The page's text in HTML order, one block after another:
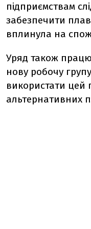
підприємствам
забезпечити
вплинула на
Уряд також
нову робочу
використати цей
альтернативних